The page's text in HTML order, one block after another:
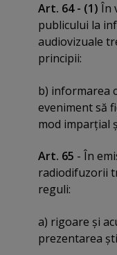
Art. 64 - (1) În
publicului la
audiovizuale
principii:
b) informarea
eveniment să
mod imparţial
Art. 65 - În
radiodifuzorii
reguli:
a) rigoare şi
prezentarea